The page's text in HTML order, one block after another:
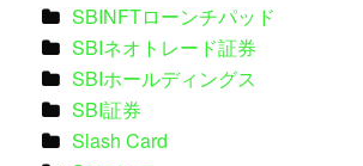
SBINFTローンチパッド
SBIネオトレード証券
SBIホールディングス
SBI証券
Slash Card